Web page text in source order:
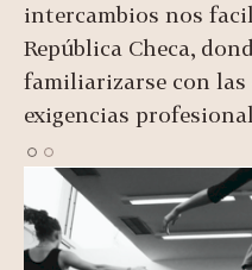
intercambios nos
República Checa,
familiarizarse con
exigencias